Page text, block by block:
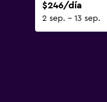
$246/día
2 sep. - 13 sep.